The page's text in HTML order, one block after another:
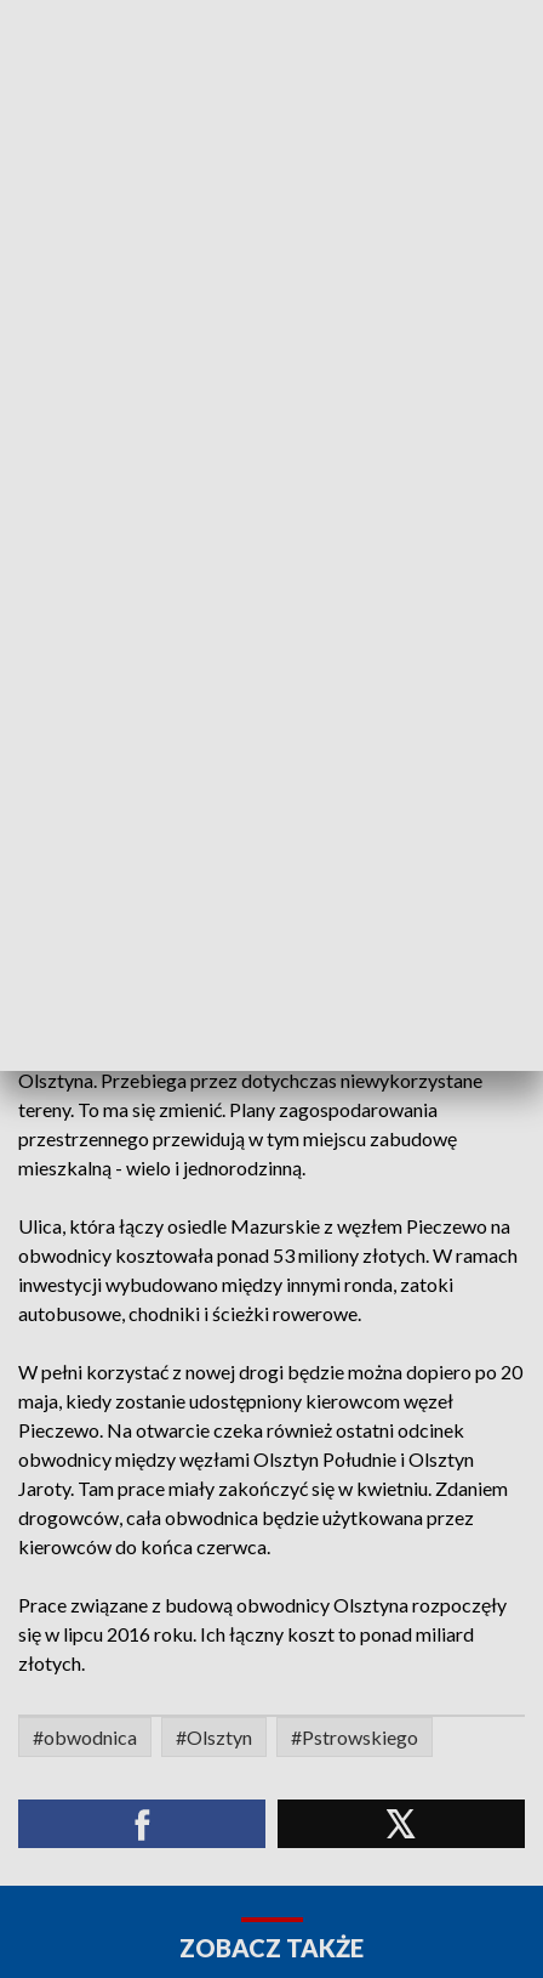
Olsztyna. Przebiega przez dotychczas niewykorzystane
tereny. To ma się zmienić. Plany zagospodarowania
przestrzennego przewidują w tym miejscu zabudowę
mieszkalną - wielo i jednorodzinną.
Ulica, która łączy osiedle Mazurskie z węzłem Pieczewo na
obwodnicy kosztowała ponad 53 miliony złotych. W ramach
inwestycji wybudowano między innymi ronda, zatoki
autobusowe, chodniki i ścieżki rowerowe.
W pełni korzystać z nowej drogi będzie można dopiero po 20
maja, kiedy zostanie udostępniony kierowcom węzeł
Pieczewo. Na otwarcie czeka również ostatni odcinek
obwodnicy między węzłami Olsztyn Południe i Olsztyn
Jaroty. Tam prace miały zakończyć się w kwietniu. Zdaniem
drogowców, cała obwodnica będzie użytkowana przez
kierowców do końca czerwca.
Prace związane z budową obwodnicy Olsztyna rozpoczęły
się w lipcu 2016 roku. Ich łączny koszt to ponad miliard
złotych.
#obwodnica #Olsztyn #Pstrowskiego
ZOBACZ TAKŻE